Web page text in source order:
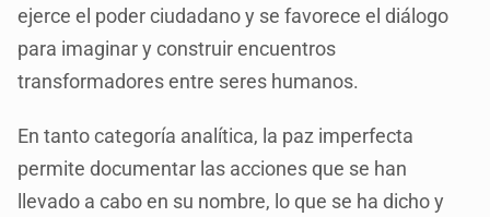
ejerce el poder ciudadano y se favorece el diálogo
para imaginar y construir encuentros
transformadores entre seres humanos.
En tanto categoría analítica, la paz imperfecta
permite documentar las acciones que se han
llevado a cabo en su nombre, lo que se ha dicho y